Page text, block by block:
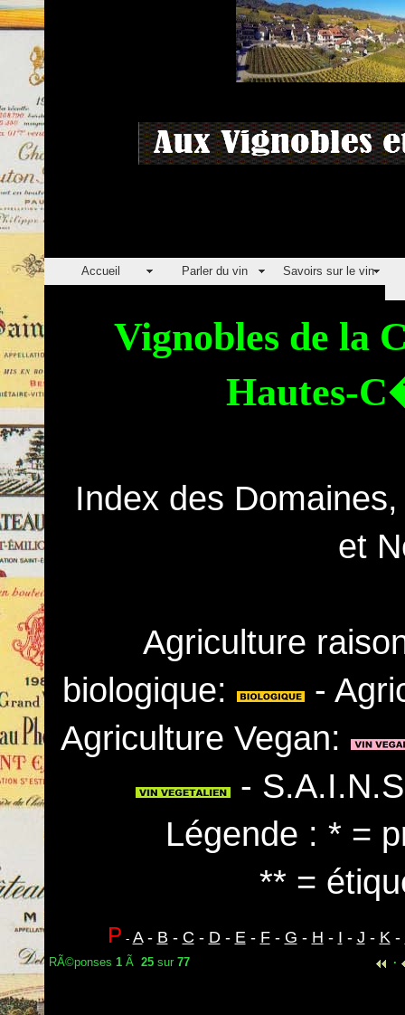
Accueil Parler du vin Savoirs sur le vin
Vignobles de la
Hautes-
Index des
et
Agriculture
biologique:
-
Agriculture Vegan:
-
Légende : * =
** =
P - A- B - C - D- E- F- G - H - I - J - K-
RÃ©ponses 1 Ã 25 sur 77 ·